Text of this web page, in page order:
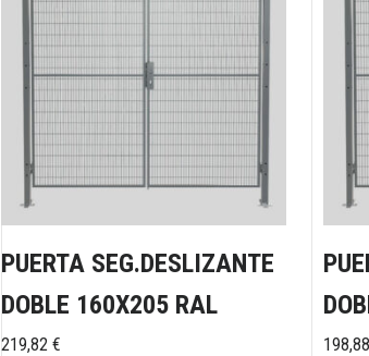
PUERTA SEG.DESLIZANTE
DOBLE 160X205 RAL
219,82 €